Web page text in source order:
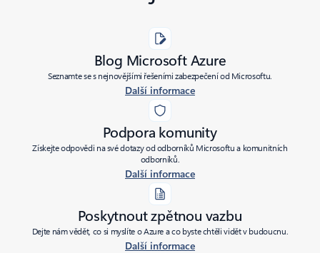
Blog Microsoft Azure
Seznamte se s nejnovějšími řešeními zabezpečení od Microsoftu.
Další informace
Podpora komunity
Získejte odpovědi na své dotazy od odborníků Microsoftu a komunitních
odborníků.
Další informace
Poskytnout zpětnou vazbu
Dejte nám vědět, co si myslíte o Azure a co byste chtěli vidět v budoucnu.
Další informace